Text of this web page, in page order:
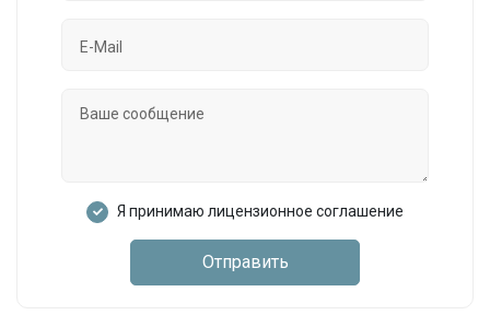
Я принимаю лицензионное соглашение
Отправить